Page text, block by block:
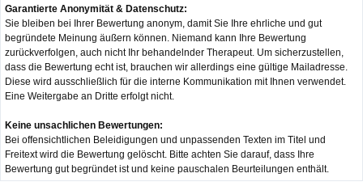
Garantierte Anonymität & Datenschutz:
Sie bleiben bei Ihrer Bewertung anonym, damit Sie Ihre ehrliche und gut
begründete Meinung äußern können. Niemand kann Ihre Bewertung
zurückverfolgen, auch nicht Ihr behandelnder Therapeut. Um sicherzustellen,
dass die Bewertung echt ist, brauchen wir allerdings eine gültige Mailadresse.
Diese wird ausschließlich für die interne Kommunikation mit Ihnen verwendet.
Eine Weitergabe an Dritte erfolgt nicht.
Keine unsachlichen Bewertungen:
Bei offensichtlichen Beleidigungen und unpassenden Texten im Titel und
Freitext wird die Bewertung gelöscht. Bitte achten Sie darauf, dass Ihre
Bewertung gut begründet ist und keine pauschalen Beurteilungen enthält.